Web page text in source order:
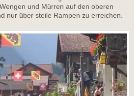
und Mürren auf den oberen
nur über steile Rampen zu erreichen.